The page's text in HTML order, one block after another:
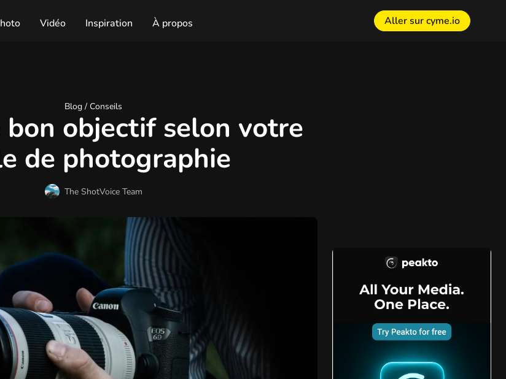
Vidéo Inspiration À propos Aller sur cyme.io
Blog / Conseils
bon objectif selon votre
de photographie
The ShotVoice Team